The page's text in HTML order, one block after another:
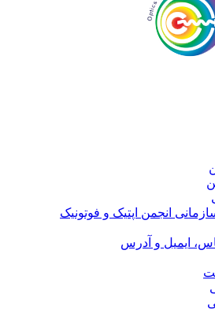
انجمن اپتیک و فوتونیک
ایمیل و آدرس